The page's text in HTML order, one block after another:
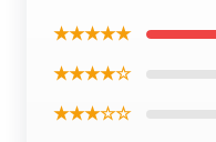
★★★★★
★★★★☆
★★★☆☆